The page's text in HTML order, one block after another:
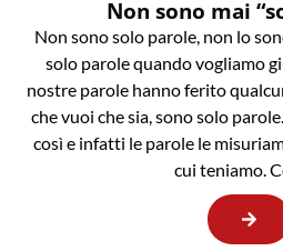
Non sono mai
Non sono solo parole, non lo
solo parole quando vogliamo
nostre parole hanno ferito
che vuoi che sia, sono solo
così e infatti le parole le
cui teniamo.